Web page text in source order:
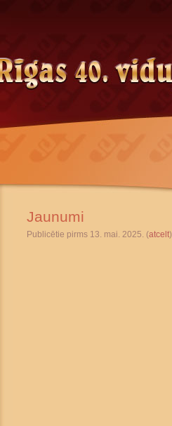
Jaunumi
Publicētie pirms 13. mai. 2025. (atcelt)